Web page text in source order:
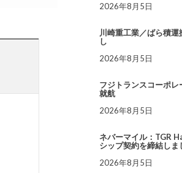
2026年8月5日
川崎重工業／ばら積
し
2026年8月5日
フジトランスコーポレ
就航
2026年8月5日
ネバーマイル：TGR
シップ契約を締結しま
2026年8月5日